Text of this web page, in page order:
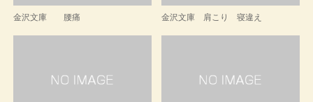
金沢文庫 腰痛 金沢文庫 肩こり 寝違え